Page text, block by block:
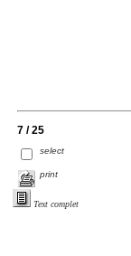
7 / 25
select
print
Text complet